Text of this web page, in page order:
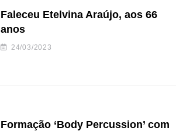
Faleceu Etelvina Araújo, aos 66
anos
24/03/2023
Formação ‘Body Percussion’ com